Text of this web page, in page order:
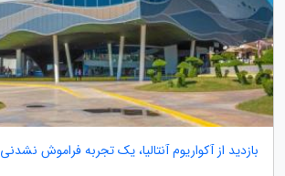
بازدید از آکواریوم آنتالیا، یک تجربه فراموش نشدنی